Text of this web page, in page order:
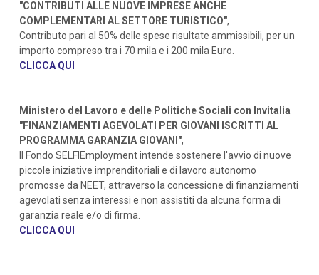
"CONTRIBUTI ALLE NUOVE IMPRESE ANCHE
COMPLEMENTARI AL SETTORE TURISTICO",
Contributo pari al 50% delle spese risultate ammissibili, per un
importo compreso tra i 70 mila e i 200 mila Euro.
CLICCA QUI
Ministero del Lavoro e delle Politiche Sociali con Invitalia
"FINANZIAMENTI AGEVOLATI PER GIOVANI ISCRITTI AL
PROGRAMMA GARANZIA GIOVANI",
Il Fondo SELFIEmployment intende sostenere l'avvio di nuove
piccole iniziative imprenditoriali e di lavoro autonomo
promosse da NEET, attraverso la concessione di finanziamenti
agevolati senza interessi e non assistiti da alcuna forma di
garanzia reale e/o di firma.
CLICCA QUI